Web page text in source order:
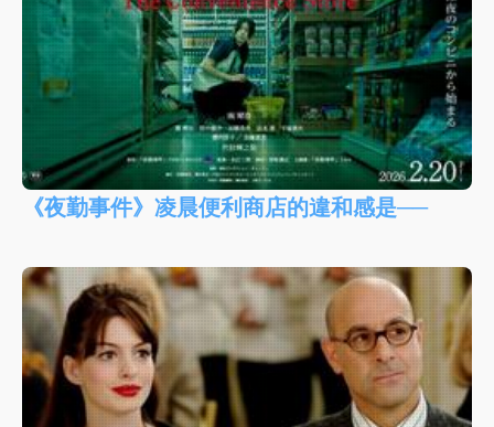
《夜勤事件》凌晨便利商店的違和感是──